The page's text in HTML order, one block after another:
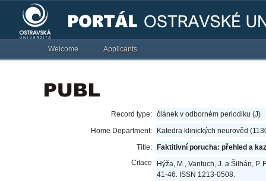
Welcome Applicants
Record type: článek v odborném periodiku (J)
Home Department:
Katedra klinických neurověd
Title:
Faktitivní porucha: přehled a
Citace
Hýža, M., Vantuch, J. a Šilhán,
41-46. ISSN 1213-0508.